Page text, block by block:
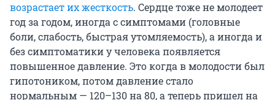
возрастает их жесткость. Сердце тоже не молодеет
год за годом, иногда с симптомами (головные
боли, слабость, быстрая утомляемость), а иногда и
без симптоматики у человека появляется
повышенное давление. Это когда в молодости был
гипотоником, потом давление стало
нормальным — 120–130 на 80, а теперь пришел на